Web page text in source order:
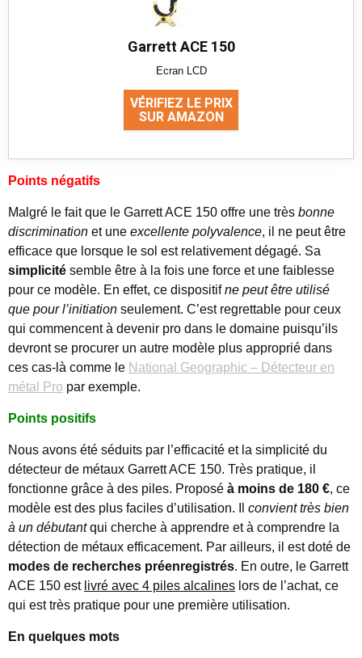
Garrett ACE 150
Ecran LCD
VÉRIFIEZ LE PRIX
SUR AMAZON
Points négatifs
Malgré le fait que le Garrett ACE 150 offre une très bonne
discrimination et une excellente polyvalence, il ne peut être
efficace que lorsque le sol est relativement dégagé. Sa
simplicité semble être à la fois une force et une faiblesse
pour ce modèle. En effet, ce dispositifne peut être utilisé
que pour l’initiation seulement. C’est regrettable pour ceux
qui commencent à devenir pro dans le domaine puisqu’ils
devront se procurer un autre modèle plus approprié dans
ces cas-là comme le National Geographic – Détecteur en
métal Pro par exemple.
Points positifs
Nous avons été séduits par l’efficacité et la simplicité du
détecteur de métaux Garrett ACE 150. Très pratique, il
fonctionne grâce à des piles. Proposé à moins de 180 €, ce
modèle est des plus faciles d’utilisation. Il convient très bien
à un débutantqui cherche à apprendre et à comprendre la
détection de métaux efficacement. Par ailleurs, il est doté de
modes de recherches préenregistrés. En outre, le Garrett
ACE 150 est livré avec 4 piles alcalines lors de l’achat, ce
qui est très pratique pour une première utilisation.
En quelques mots